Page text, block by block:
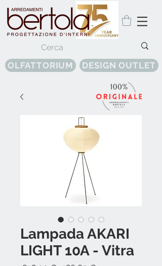
OLFATTORIUM DESIGN OUTLET
Lampada AKARI
LIGHT 10A - Vitra